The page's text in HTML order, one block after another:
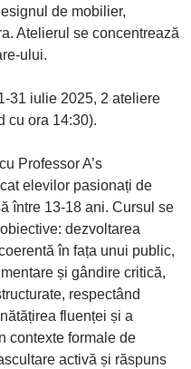
de mobilier,
Atelierul se concentrează
ului.
31 iulie 2025, 2 ateliere
cu ora 14:30).
Professor A’s
elevilor pasionați de
între 13-18 ani. Cursul se
dezvoltarea
în fața unui public,
și gândire critică,
respectând
fluenței și a
contexte formale de
activă și răspuns